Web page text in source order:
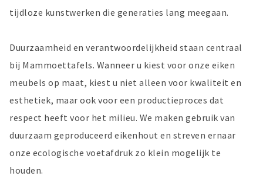
tijdloze kunstwerken die generaties lang meegaan.
Duurzaamheid en verantwoordelijkheid staan centraal
bij Mammoettafels. Wanneer u kiest voor onze eiken
meubels op maat, kiest u niet alleen voor kwaliteit en
esthetiek, maar ook voor een productieproces dat
respect heeft voor het milieu. We maken gebruik van
duurzaam geproduceerd eikenhout en streven ernaar
onze ecologische voetafdruk zo klein mogelijk te
houden.